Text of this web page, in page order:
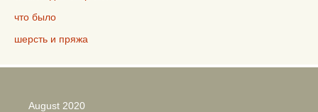
что было
шерсть и пряжа
August 2020